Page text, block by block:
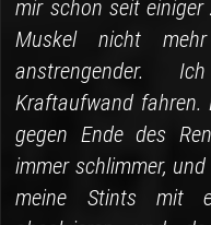
mir schon seit
Muskel nicht
anstrengender.
Kraftaufwand
gegen Ende des
immer schlimmer,
meine Stints mit